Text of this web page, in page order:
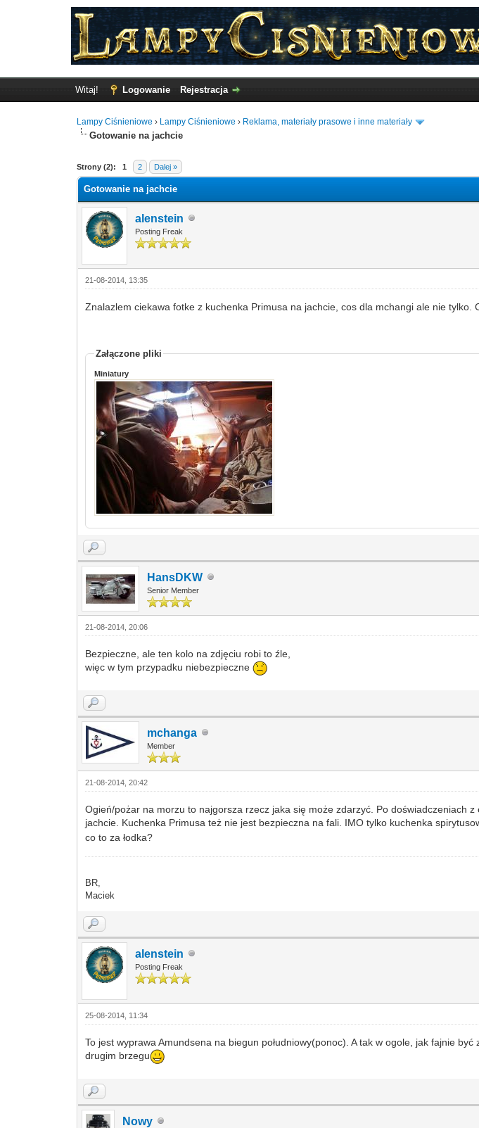
Witaj! Logowanie Rejestracja
Lampy Ciśnieniowe › Lampy Ciśnieniowe › Reklama, materiały prasowe i inne materiały
Gotowanie na jachcie
Strony (2): 1 2 Dalej »
0 Głosów - 0 Średnio
1
2
3
4
5
Gotowanie na jachcie
alenstein
Posting Freak
21-08-2014, 13:35
Znalazlem ciekawa fotke z kuchenka Primusa na jachcie, cos dla mchangi ale nie tylko.
Załączone pliki
Miniatury
HansDKW
Senior Member
21-08-2014, 20:06
Bezpieczne, ale ten kolo na zdjęciu robi to źle,
więc w tym przypadku niebezpieczne
mchanga
Member
21-08-2014, 20:42
Ogień/pożar na morzu to najgorsza rzecz jaka się może zdarzyć. Po doświadczeniach
jachcie. Kuchenka Primusa też nie jest bezpieczna na fali. IMO tylko kuchenka
co to za łodka?
BR,
Maciek
alenstein
Posting Freak
25-08-2014, 11:34
To jest wyprawa Amundsena na biegun południowy(ponoc). A tak w ogole, jak fajnie
drugim brzegu
Nowy